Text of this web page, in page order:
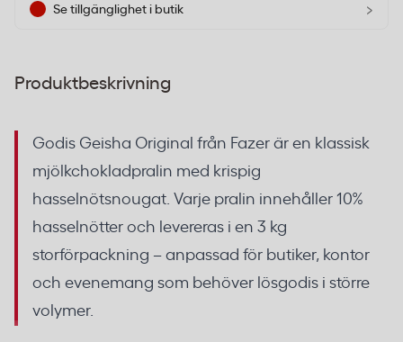
Se tillgänglighet i butik ›
Produktbeskrivning
Godis Geisha Original från Fazer är en klassisk
mjölkchokladpralin med krispig
hasselnötsnougat. Varje pralin innehåller 10%
hasselnötter och levereras i en 3 kg
storförpackning – anpassad för butiker, kontor
och evenemang som behöver lösgodis i större
volymer.